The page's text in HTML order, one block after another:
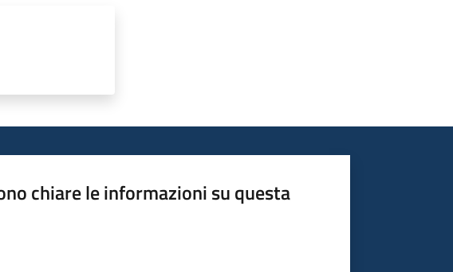
chiare le informazioni su questa